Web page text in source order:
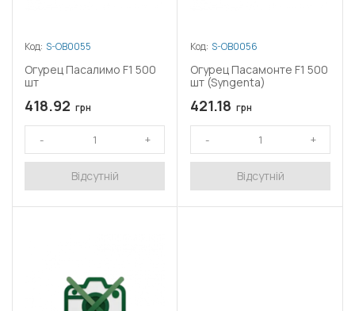
Код: S-OB0055
Огурец Пасалимо F1 500
шт
418.92 грн
Відсутній
Код: S-OB0056
Огурец Пасамонте F1 500
шт (Syngenta)
421.18 грн
Відсутній